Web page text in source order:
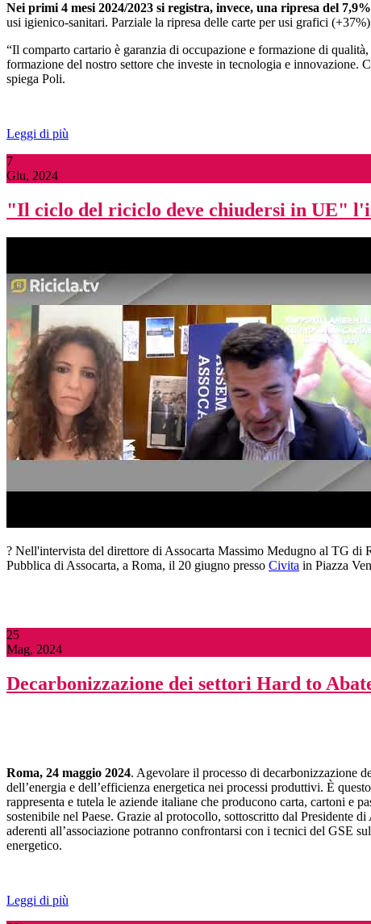
Nei primi 4 mesi 2024/2023 si registra, invece, una ripresa del 7,9%
usi igienico-sanitari. Parziale la ripresa delle carte per usi grafici
“Il comparto cartario è garanzia di occupazione e formazione di qualità,
formazione del nostro settore che investe in tecnologia e
spiega Poli.
Leggi di più
7
Giu, 2024
"Il ciclo del riciclo deve chiudersi in UE"
? Nell'intervista del direttore di Assocarta Massimo Medugno al TG
Pubblica di Assocarta, a Roma, il 20 giugno presso Civita in Piazza
25
Mag, 2024
Decarbonizzazione dei settori Hard to
Roma, 24 maggio 2024. Agevolare il processo di decarbonizzazione
dell’energia e dell’efficienza energetica nei processi produttivi. È
rappresenta e tutela le aziende italiane che producono carta, cartoni e
sostenibile nel Paese. Grazie al protocollo, sottoscritto dal Presidente di
aderenti all’associazione potranno confrontarsi con i tecnici del GSE
energetico.
Leggi di più